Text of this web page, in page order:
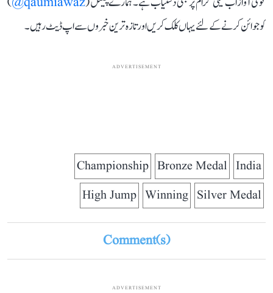
کو جوائن کرنے کے لئے یہاں کلک کریں اور تازہ ترین خبروں سے اپ ڈیٹ رہیں۔
ADVERTISEMENT
India
Bronze Medal
Championship
Silver Medal
Winning
High Jump
Comment(s)
ADVERTISEMENT